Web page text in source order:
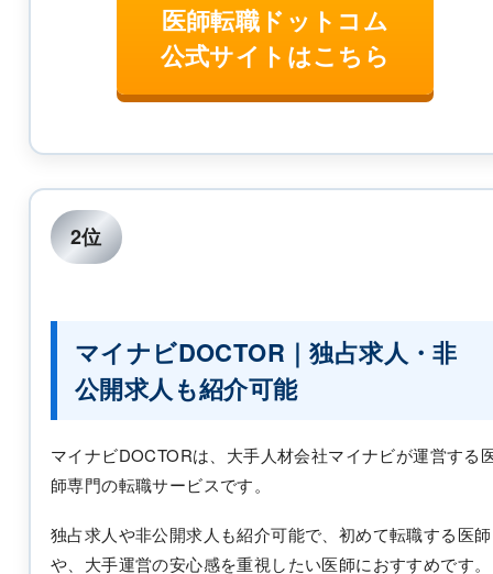
医師転職ドットコム
公式サイトはこちら
2位
マイナビDOCTOR｜独占求人・非
公開求人も紹介可能
マイナビDOCTORは、大手人材会社マイナビが運営する
師専門の転職サービスです。
独占求人や非公開求人も紹介可能で、初めて転職する医師
や、大手運営の安心感を重視したい医師におすすめです。